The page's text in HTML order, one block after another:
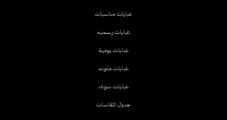
عبايات مناسبات
عبايات رسميه
عبايات يومية
عبايات ملونه
عبايات سوداء
جدول المقاسات